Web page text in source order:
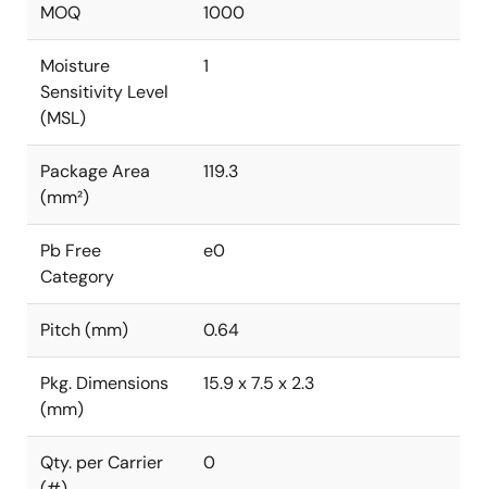
MOQ 1000
Moisture
Sensitivity Level
(MSL)
1
Package Area
(mm²)
119.3
Pb Free
Category
e0
Pitch (mm) 0.64
Pkg. Dimensions
(mm)
15.9 x 7.5 x 2.3
Qty. per Carrier
0